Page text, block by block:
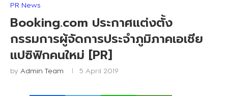
PR News
Booking.com ประกาศแต่งตั้ง
กรรมการผู้จัดการประจำภูมิภาคเอเชีย
แปซิฟิกคนใหม่ [PR]
by Admin Team 5 April 2019